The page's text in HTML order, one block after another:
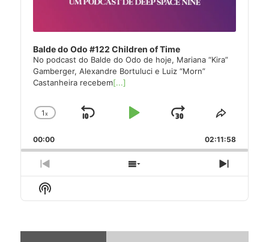
Balde do Odo #122 Children of Time
No podcast do Balde do Odo de hoje, Mariana “Kira”
Gamberger, Alexandre Bortuluci e Luiz “Morn”
Castanheira recebem[...]
Change
Rate
1x
Skip
Play
Jump
Forward
Share
Episode
00:00 02:11:58
Previous
Episode
Show
Next
Show
Podcast